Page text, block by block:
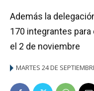
Además la
170 integrantes
el 2 de noviembre
MARTES 24 DE